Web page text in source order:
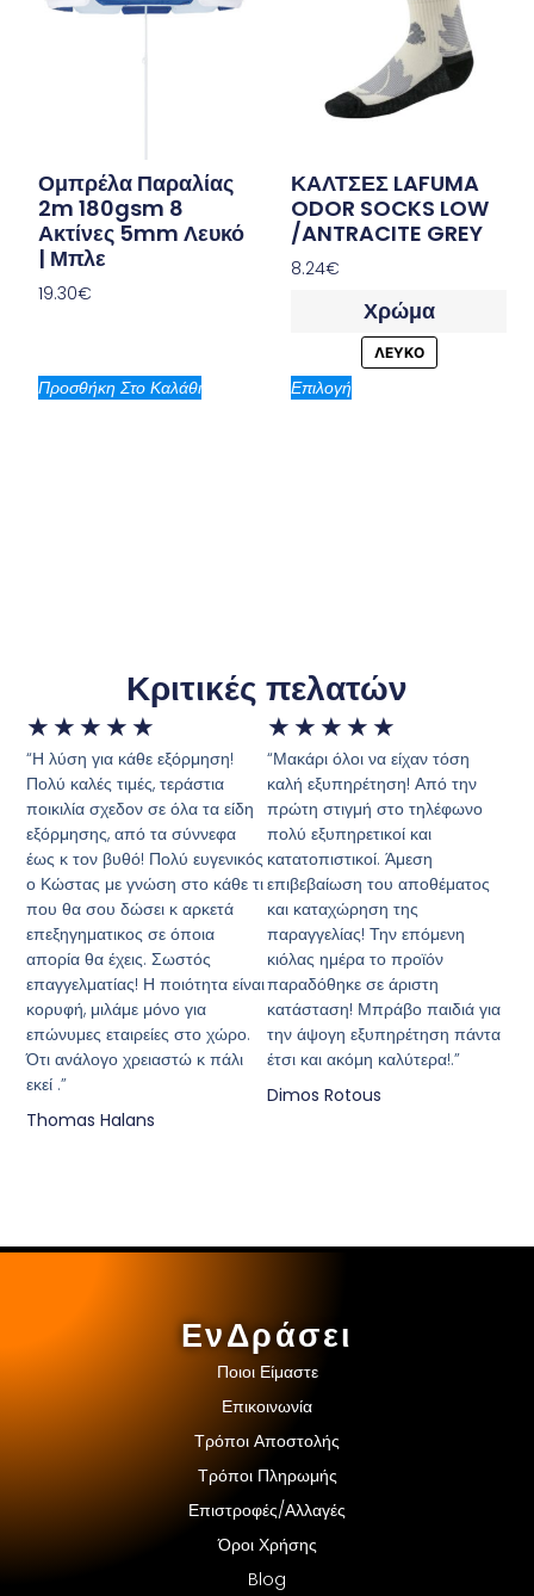
Ομπρέλα Παραλίας
2m 180gsm 8
Ακτίνες 5mm Λευκό
| Μπλε
19.30€
Προσθήκη Στο Καλάθι
ΚΑΛΤΣΕΣ LAFUMA
ODOR SOCKS LOW
/ANTRACITE GREY
8.24€
Χρώμα
ΛΕΥΚΟ
Επιλογή
Κριτικές πελατών
★ ★ ★ ★ ★
“Η λύση για κάθε εξόρμηση!
Πολύ καλές τιμές, τεράστια
ποικιλία σχεδον σε όλα τα είδη
εξόρμησης, από τα σύννεφα
έως κ τον βυθό! Πολύ ευγενικός
ο Κώστας με γνώση στο κάθε τι
που θα σου δώσει κ αρκετά
επεξηγηματικος σε όποια
απορία θα έχεις. Σωστός
επαγγελματίας! Η ποιότητα είναι
κορυφή, μιλάμε μόνο για
επώνυμες εταιρείες στο χώρο.
Ότι ανάλογο χρειαστώ κ πάλι
εκεί .”
Thomas Halans
★ ★ ★ ★ ★
“Μακάρι όλοι να είχαν τόση
καλή εξυπηρέτηση! Από την
πρώτη στιγμή στο τηλέφωνο
πολύ εξυπηρετικοί και
κατατοπιστικοί. Άμεση
επιβεβαίωση του αποθέματος
και καταχώρηση της
παραγγελίας! Την επόμενη
κιόλας ημέρα το προϊόν
παραδόθηκε σε άριστη
κατάσταση! Μπράβο παιδιά για
την άψογη εξυπηρέτηση πάντα
έτσι και ακόμη καλύτερα!.”
Dimos Rotous
ΕνΔράσει
Ποιοι Είμαστε
Επικοινωνία
Τρόποι Αποστολής
Τρόποι Πληρωμής
Επιστροφές/Αλλαγές
Όροι Χρήσης
Blog